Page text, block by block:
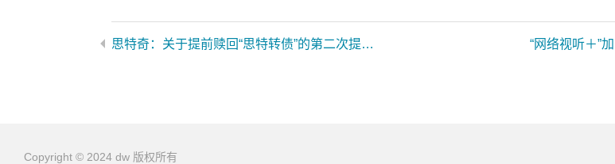
思特奇：关于提前赎回“思特转债”的第二次提示性公告 “网络视听＋”
Copyright © 2024 dw 版权所有